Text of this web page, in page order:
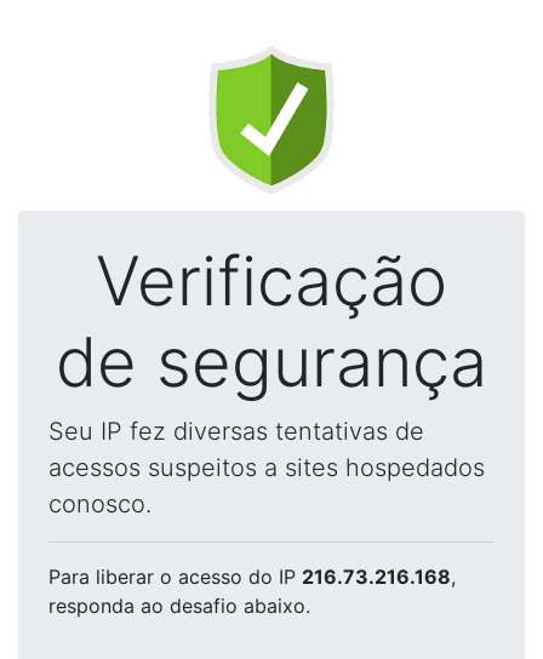
Verificação
de segurança
Seu IP fez diversas tentativas de
acessos suspeitos a sites hospedados
conosco.
Para liberar o acesso do IP 216.73.216.168,
responda ao desafio abaixo.